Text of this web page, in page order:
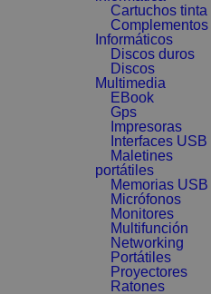
Cartuchos tinta
Complementos
Informáticos
Discos duros
Discos
Multimedia
EBook
Gps
Impresoras
Interfaces USB
Maletines
portátiles
Memorias USB
Micrófonos
Monitores
Multifunción
Networking
Portátiles
Proyectores
Ratones